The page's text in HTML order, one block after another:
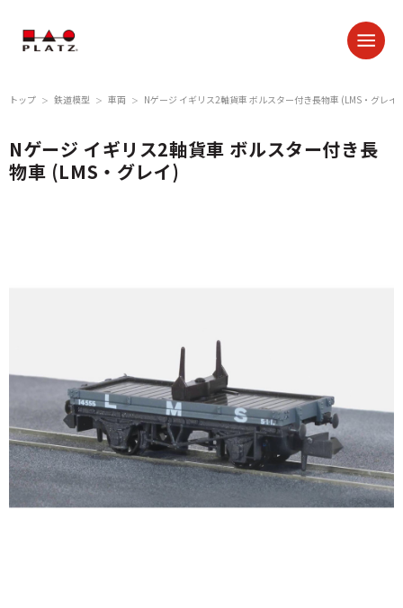
トップ ＞ 鉄道模型 ＞ 車両 ＞ Nゲージ イギリス2軸貨車 ボルスター付き長物車 (LMS・グレイ)
Nゲージ イギリス2軸貨車 ボルスター付き長
物車 (LMS・グレイ)